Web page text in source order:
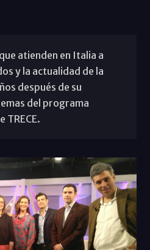
atienden en Italia a
y la actualidad de la
después de su
del programa
TRECE.